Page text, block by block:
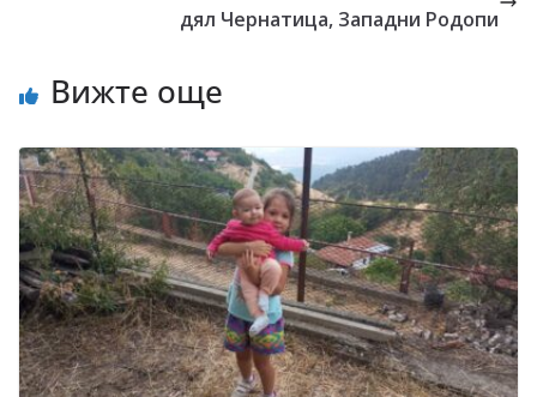
дял Чернатица, Западни Родопи
Вижте още